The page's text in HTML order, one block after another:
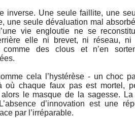
inverse. Une seule faillite, une
une seule dévaluation mal
vie engloutie ne se
elle ni brevet, ni réseau, ni
comme des clous et n’en
cela l’hystérèse - un choc
où chaque faux pas est mortel,
alors le masque de la sagesse.
d’innovation est une
par l’irréparable.